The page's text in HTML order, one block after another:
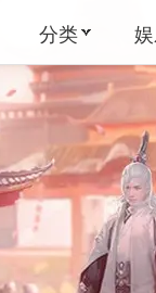
分类